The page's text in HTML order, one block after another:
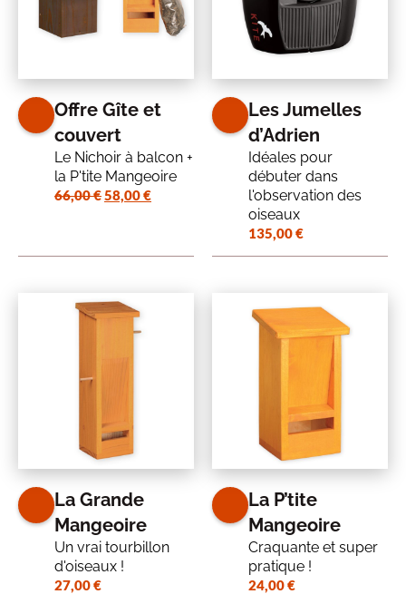
Offre Gîte et
couvert
Le Nichoir à balcon +
la P'tite Mangeoire
66,00€ Le
58,00€Le
Les Jumelles
d’Adrien
Idéales pour
débuter dans
l'observation des
oiseaux
135,00€
La Grande
Mangeoire
Un vrai tourbillon
d'oiseaux !
27,00€
La P’tite
Mangeoire
Craquante et super
pratique !
24,00€